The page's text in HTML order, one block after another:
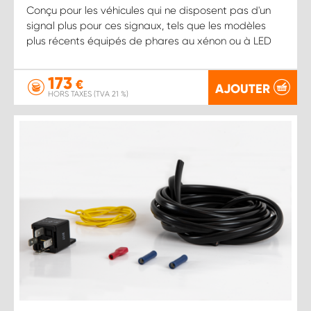
Conçu pour les véhicules qui ne disposent pas d'un
signal plus pour ces signaux, tels que les modèles
plus récents équipés de phares au xénon ou à LED
173 €
HORS TAXES (TVA 21 %) AJOUTER